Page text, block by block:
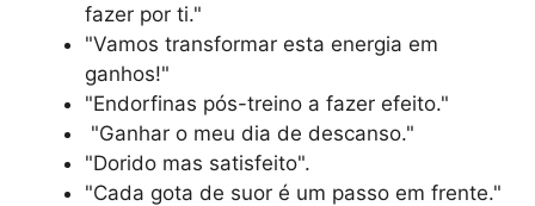
fazer por ti."
"Vamos transformar esta energia em
ganhos!"
"Endorfinas pós-treino a fazer efeito."
"Ganhar o meu dia de descanso."
"Dorido mas satisfeito".
"Cada gota de suor é um passo em frente."